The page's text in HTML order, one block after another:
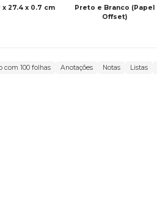
x 27.4 x 0.7 cm
Preto e Branco (Papel
Offset)
com 100 folhas Anotações Notas Listas